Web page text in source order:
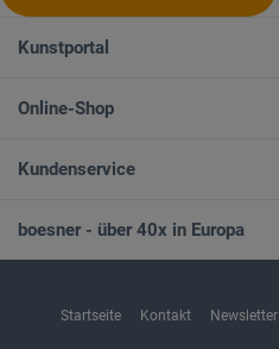
Kunstportal
Online-Shop
Kundenservice
boesner - über 40x in Europa
Startseite Kontakt Newsletter